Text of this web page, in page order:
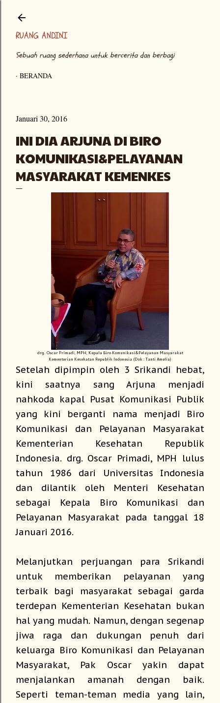
RUANG ANDINI
Sebuah ruang sederhana untuk bercerita dan berbagi
BERANDA
Januari 30, 2016
INI DIA ARJUNA DI BIRO
KOMUNIKASI&PELAYANAN
MASYARAKAT KEMENKES
drg. Oscar Primadi, MPH, Kepala Biro Komunikasi&Pelayanan Masyarakat
Kementerian Kesehatan Republik Indonesia (Dok : Tanti Amelia)
Setelah dipimpin oleh 3 Srikandi hebat,
kini saatnya sang Arjuna menjadi
nahkoda kapal Pusat Komunikasi Publik
yang kini berganti nama menjadi Biro
Komunikasi dan Pelayanan Masyarakat
Kementerian Kesehatan Republik
Indonesia. drg. Oscar Primadi, MPH lulus
tahun 1986 dari Universitas Indonesia
dan dilantik oleh Menteri Kesehatan
sebagai Kepala Biro Komunikasi dan
Pelayanan Masyarakat pada tanggal 18
Januari 2016.
Melanjutkan perjuangan para Srikandi
untuk memberikan pelayanan yang
terbaik bagi masyarakat sebagai garda
terdepan Kementerian Kesehatan bukan
hal yang mudah. Namun, dengan segenap
jiwa raga dan dukungan penuh dari
keluarga Biro Komunikasi dan Pelayanan
Masyarakat, Pak Oscar yakin dapat
menjalankan amanah dengan baik.
Seperti teman-teman media yang lain,